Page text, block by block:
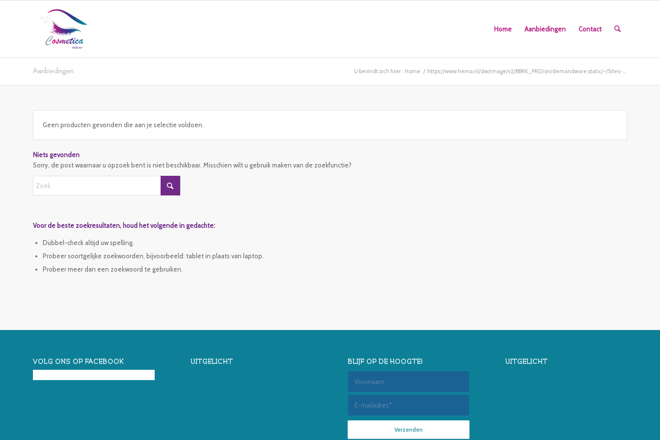
Home Aanbiedingen Contact
Aanbiedingen U bevindt zich hier: Home / https://www.hema.nl/dw/image/v2/BBRK_PRD/on/demandware.static/-/Sites-...
Geen producten gevonden die aan je selectie voldoen.
Niets gevonden
Sorry, de post waarnaar u opzoek bent is niet beschikbaar. Misschien wilt u gebruik maken van de zoekfunctie?
Voor de beste zoekresultaten, houd het volgende in gedachte:
Dubbel-check altijd uw spelling.
Probeer soortgelijke zoekwoorden, bijvoorbeeld: tablet in plaats van laptop.
Probeer meer dan een zoekwoord te gebruiken.
VOLG ONS OP FACEBOOK UITGELICHT BLIJF OP DE HOOGTE! UITGELICHT